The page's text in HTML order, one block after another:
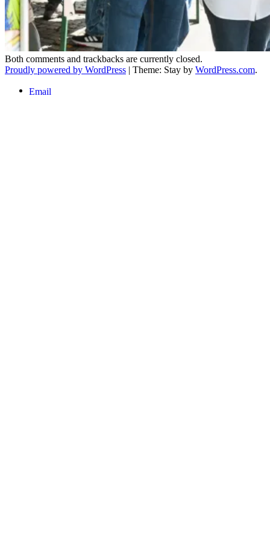
Both comments and trackbacks are currently closed.
Proudly powered by WordPress | Theme: Stay by WordPress.com.
Email